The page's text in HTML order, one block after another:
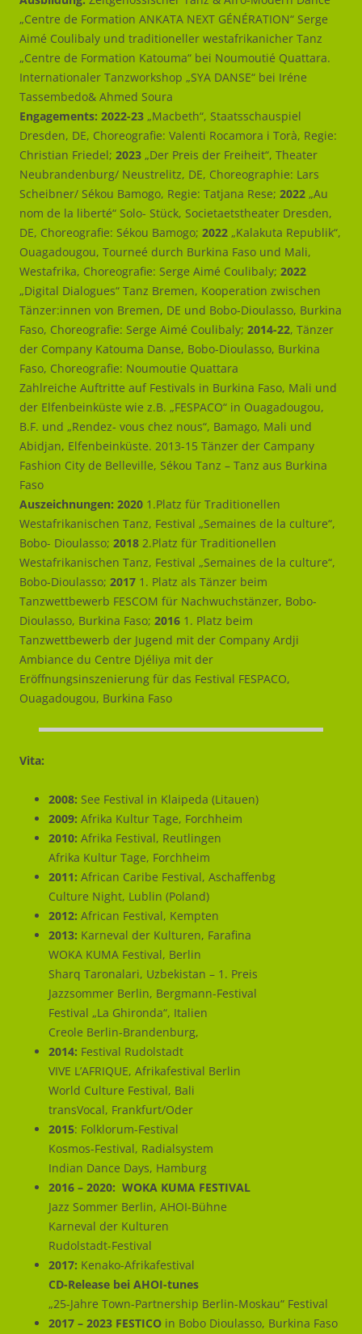
„Centre de Formation ANKATA NEXT GÉNÉRATION“ Serge
Aimé Coulibaly und traditioneller westafrikanicher Tanz
„Centre de Formation Katouma“ bei Noumoutié Quattara.
Internationaler Tanzworkshop „SYA DANSE“ bei Iréne
Tassembedo& Ahmed Soura
Engagements: 2022-23 „Macbeth“, Staatsschauspiel
Dresden, DE, Choreografie: Valenti Rocamora i Torà, Regie:
Christian Friedel; 2023 „Der Preis der Freiheit“, Theater
Neubrandenburg/ Neustrelitz, DE, Choreographie: Lars
Scheibner/ Sékou Bamogo, Regie: Tatjana Rese; 2022 „Au
nom de la liberté“ Solo- Stück, Societaetstheater Dresden,
DE, Choreografie: Sékou Bamogo; 2022 „Kalakuta Republik“,
Ouagadougou, Tourneé durch Burkina Faso und Mali,
Westafrika, Choreografie: Serge Aimé Coulibaly; 2022
„Digital Dialogues“ Tanz Bremen, Kooperation zwischen
Tänzer:innen von Bremen, DE und Bobo-Dioulasso, Burkina
Faso, Choreografie: Serge Aimé Coulibaly; 2014-22, Tänzer
der Company Katouma Danse, Bobo-Dioulasso, Burkina
Faso, Choreografie: Noumoutie Quattara
Zahlreiche Auftritte auf Festivals in Burkina Faso, Mali und
der Elfenbeinküste wie z.B. „FESPACO“ in Ouagadougou,
B.F. und „Rendez- vous chez nous“, Bamago, Mali und
Abidjan, Elfenbeinküste. 2013-15 Tänzer der Campany
Fashion City de Belleville, Sékou Tanz – Tanz aus Burkina
Faso
Auszeichnungen: 2020 1.Platz für Traditionellen
Westafrikanischen Tanz, Festival „Semaines de la culture“,
Bobo- Dioulasso; 2018 2.Platz für Traditionellen
Westafrikanischen Tanz, Festival „Semaines de la culture“,
Bobo-Dioulasso; 2017 1. Platz als Tänzer beim
Tanzwettbewerb FESCOM für Nachwuchstänzer, Bobo-
Dioulasso, Burkina Faso; 2016 1. Platz beim
Tanzwettbewerb der Jugend mit der Company Ardji
Ambiance du Centre Djéliya mit der
Eröffnungsinszenierung für das Festival FESPACO,
Ouagadougou, Burkina Faso
Vita:
2008: See Festival in Klaipeda (Litauen)
2009: Afrika Kultur Tage, Forchheim
2010: Afrika Festival, Reutlingen
Afrika Kultur Tage, Forchheim
2011: African Caribe Festival, Aschaffenbg
Culture Night, Lublin (Poland)
2012: African Festival, Kempten
2013: Karneval der Kulturen, Farafina
WOKA KUMA Festival, Berlin
Sharq Taronalari, Uzbekistan – 1. Preis
Jazzsommer Berlin, Bergmann-Festival
Festival „La Ghironda“, Italien
Creole Berlin-Brandenburg,
2014: Festival Rudolstadt
VIVE L’AFRIQUE, Afrikafestival Berlin
World Culture Festival, Bali
transVocal, Frankfurt/Oder
2015: Folklorum-Festival
Kosmos-Festival, Radialsystem
Indian Dance Days, Hamburg
2016 – 2020: WOKA KUMA FESTIVAL
Jazz Sommer Berlin, AHOI-Bühne
Karneval der Kulturen
Rudolstadt-Festival
2017: Kenako-Afrikafestival
CD-Release bei AHOI-tunes
„25-Jahre Town-Partnership Berlin-Moskau“ Festival
2017 – 2023 FESTICO in Bobo Dioulasso, Burkina Faso